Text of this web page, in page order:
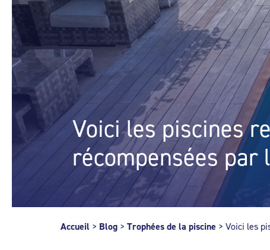
Voici les piscines
récompensées par
Accueil > Blog > Trophées de la piscine > Voici les